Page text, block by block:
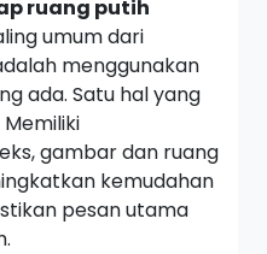
ruang putih
umum dari
menggunakan
ada. Satu hal yang
gambar dan ruang
kemudahan
pesan utama